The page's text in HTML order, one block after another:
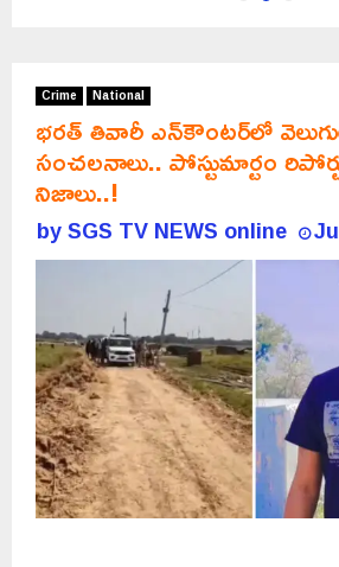
Crime National
భరత్ తివారీ ఎన్‌కౌంటర్‌‌లో
సంచలనాలు.. పోస్టుమార్టం
నిజాలు..!
bySGS TV NEWS online